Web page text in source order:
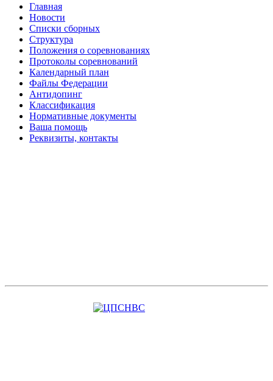
Главная
Новости
Списки сборных
Структура
Положения о соревнованиях
Протоколы соревнований
Календарный план
Файлы Федерации
Антидопинг
Классификация
Нормативные документы
Ваша помощь
Реквизиты, контакты